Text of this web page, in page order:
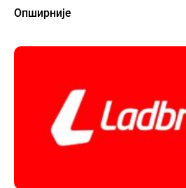
Опширније